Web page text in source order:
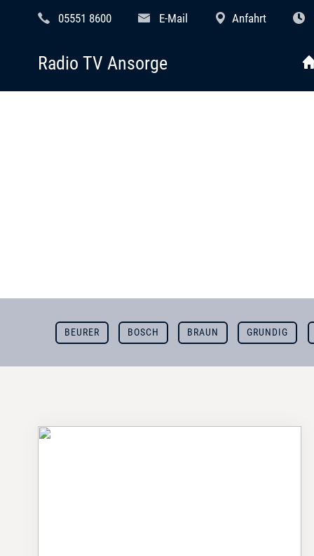
05551 8600 E-Mail Anfahrt
Radio TV Ansorge
BEURER BOSCH BRAUN GRUNDIG